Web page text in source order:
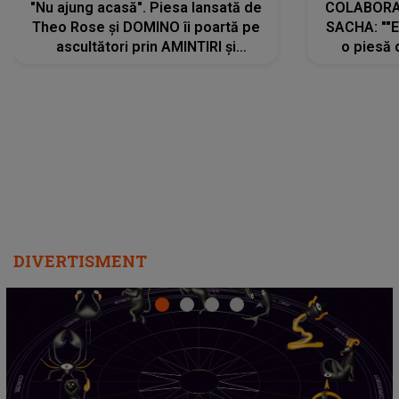
"Nu ajung acasă". Piesa lansată de
Theo Rose și DOMINO îi poartă pe
ascultători prin AMINTIRI și
SACHA:
o piesă
DIVERTISMENT